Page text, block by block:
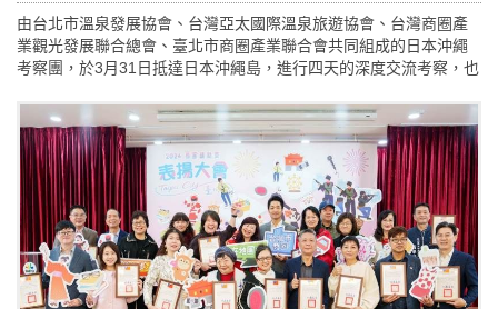
由台北市溫泉發展協會、台灣亞太國際溫泉旅遊協會、台灣商圈產
業觀光發展聯合總會、臺北市商圈產業聯合會共同組成的日本沖繩
考察團，於3月31日抵達日本沖繩島，進行四天的深度交流考察，也
本島的中西部海岸，由於受到美軍二戰後的影響，北谷町在文化和
飲食上充滿不同國家的人文底蘊。